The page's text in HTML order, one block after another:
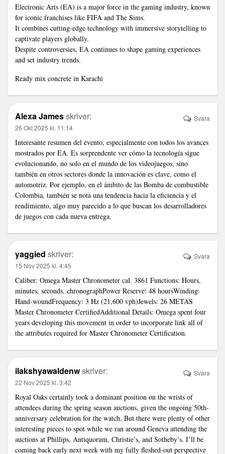
Electronic Arts (EA) is a major force in the gaming industry, known
for iconic franchises like FIFA and The Sims.
It combines cutting-edge technology with immersive storytelling to
captivate players globally.
Despite controversies, EA continues to shape gaming experiences
and set industry trends.
Ready mix concrete in Karachi
Alexa Jamesskriver:
26 Okt 2025 kl. 11:14
Interesante resumen del evento, especialmente con todos los avances
mostrados por EA. Es sorprendente ver cómo la tecnología sigue
evolucionando, no solo en el mundo de los videojuegos, sino
también en otros sectores donde la innovación es clave, como el
automotriz. Por ejemplo, en el ámbito de las Bomba de combustible
Colombia, también se nota una tendencia hacia la eficiencia y el
rendimiento, algo muy parecido a lo que buscan los desarrolladores
de juegos con cada nueva entrega.
Svara
yaggied skriver:
15 Nov 2025 kl. 4:45
Caliber: Omega Master Chronometer cal. 3861 Functions: Hours,
minutes, seconds, chronographPower Reserve: 48 hoursWinding:
Hand-woundFrequency: 3 Hz (21,600 vph)Jewels: 26 METAS
Master Chronometer CertifiedAdditional Details: Omega spent four
years developing this movement in order to incorporate link all of
the attributes required for Master Chronometer Certification.
Svara
ilakshyawaldenwskriver:
22 Nov 2025 kl. 3:42
Royal Oaks certainly took a dominant position on the wrists of
attendees during the spring season auctions, given the ongoing 50th-
anniversary celebration for the watch. But there were plenty of other
interesting pieces to spot while we ran around Geneva attending the
auctions at Phillips, Antiquorum, Christie’s, and Sotheby’s. I’ll be
coming back early next week with my fully fleshed-out perspective
Svara